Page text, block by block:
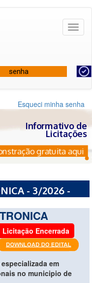
Esqueci minha senha
Informativo de
Licitações
gratuita aqui
- 3/2026 -
Licitação Encerrada
em
no municipio de